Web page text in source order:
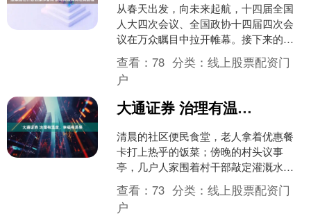
从春天出发，向未来起航，十四届全国
人大四次会议、全国政协十四届四次会
议在万众瞩目中拉开帷幕。接下来的几
天里，全国人大代表和全国政协委员将
共商改革发展稳定大计，共....
查看：78 分类：线上股票配资门
户
大通证券 治理有温度，幸福有质感
清晨的社区便民食堂，老人拿着优惠餐
卡打上热乎的饭菜；傍晚的村头议事
亭，几户人家围着村干部敲定灌溉水渠
的修缮方案；深夜的社区网格群，网格
员还在回复住户的办事咨询.....
查看：73 分类：线上股票配资门
户